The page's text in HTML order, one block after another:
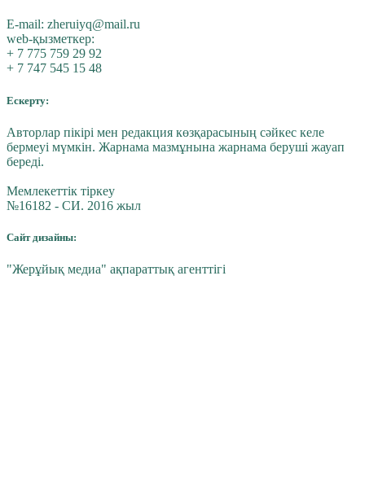
E-mail: zheruiyq@mail.ru
web-қызметкер:
+ 7 775 759 29 92
+ 7 747 545 15 48
Ескерту:
Авторлар пікірі мен редакция көзқарасының сәйкес келе
бермеуі мүмкін. Жарнама мазмұнына жарнама беруші жауап
береді.
Мемлекеттік тіркеу
№16182 - СИ. 2016 жыл
Сайт дизайны:
"Жерұйық медиа" ақпараттық агенттігі